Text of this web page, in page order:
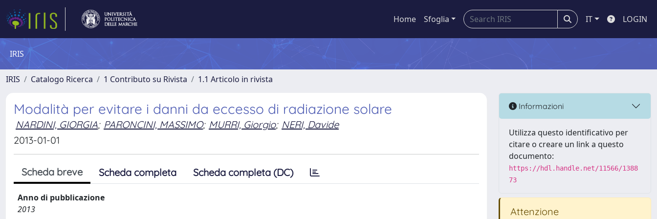
Home Sfoglia IT LOGIN
IRIS
IRIS Catalogo Ricerca 1 Contributo su Rivista 1.1 Articolo in rivista
Modalità per evitare i danni da eccesso di radiazione solare
NARDINI, GIORGIA; PARONCINI, MASSIMO; MURRI, Giorgio; NERI, Davide
2013-01-01
Scheda breve Scheda completa Scheda completa (DC)
Anno di pubblicazione
2013
Informazioni
Utilizza questo identificativo per
citare o creare un link a questo
documento:
https://hdl.handle.net/11566/1388
73
Attenzione